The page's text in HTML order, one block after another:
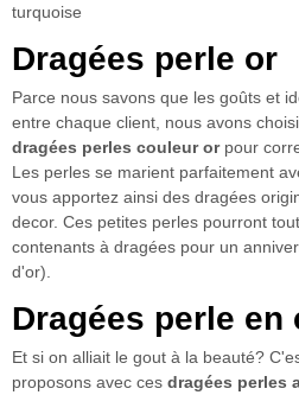
turquoise
Dragées perle or
Parce nous savons que les goûts et
entre chaque client, nous avons
dragées perles couleur orpour
Les perles se marient parfaitement
vous apportez ainsi des dragées
decor. Ces petites perles pourront
contenants à dragées pour un
d'or).
Dragées perle en
Et si on alliait le gout à la beauté?
proposons avec ces dragées perles